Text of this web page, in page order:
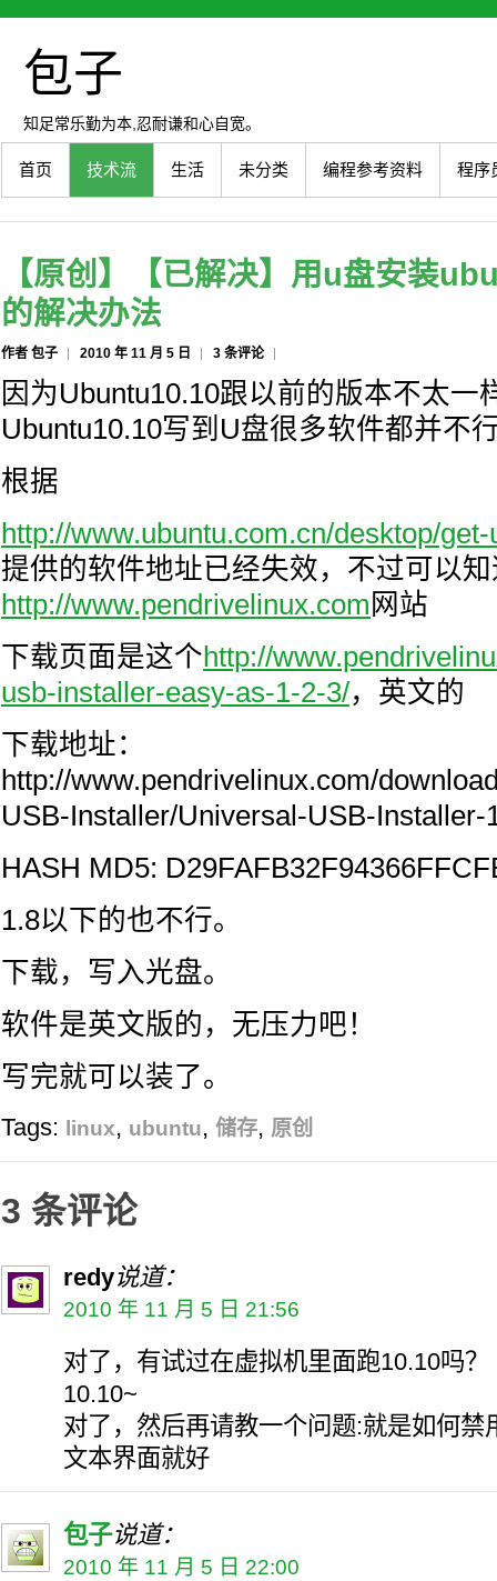
包子
知足常乐勤为本,忍耐谦和心自宽。
首页 技术流 生活 未分类 编程参考资料 程序
【原创】【已解决】用u盘安装
的解决办法
作者 包子 2010 年 11 月 5 日 3 条评论
因为Ubuntu10.10跟以前的版本不太一
Ubuntu10.10写到U盘很多软件都并不
根据
http://www.ubuntu.com.cn/desktop/
提供的软件地址已经失效，不过可以
http://www.pendrivelinux.com 网站
下载页面是这个http://
usb-installer-easy-as-1-2-3/，英文的
下载地址：
http://www.pendrivelinux.com/
USB-Installer/Universal-USB-Installer-
HASH MD5:
1.8以下的也不行。
下载，写入光盘。
软件是英文版的，无压力吧！
写完就可以装了。
Tags: linux, ubuntu, 储存, 原创
3 条评论
redy说道：
2010 年 11 月 5 日 21:56
对了，有试过在虚拟机里面跑10.10吗
10.10~
对了，然后再请教一个问题:就是如何禁
文本界面就好
包子说道：
2010 年 11 月 5 日 22:00